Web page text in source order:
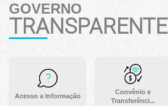
GOVERNO
TRANSPARENTE
Acesso a Informação
Convênio e
Transferênci...